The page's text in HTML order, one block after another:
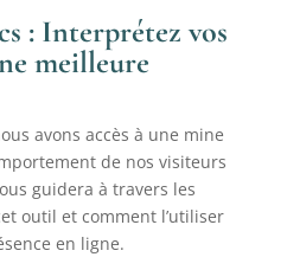
: Interprétez vos
meilleure
avons accès à une mine
de nos visiteurs
guidera à travers les
outil et comment l’utiliser
en ligne.